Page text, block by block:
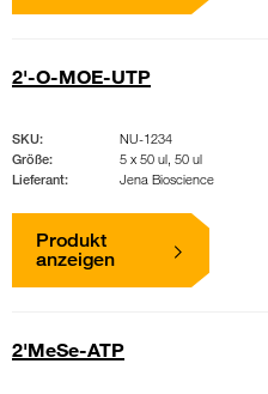
2'-O-MOE-UTP
SKU:
NU-1234
Größe:
5 x 50 ul, 50 ul
Lieferant:
Jena Bioscience
Produkt
anzeigen
2'MeSe-ATP